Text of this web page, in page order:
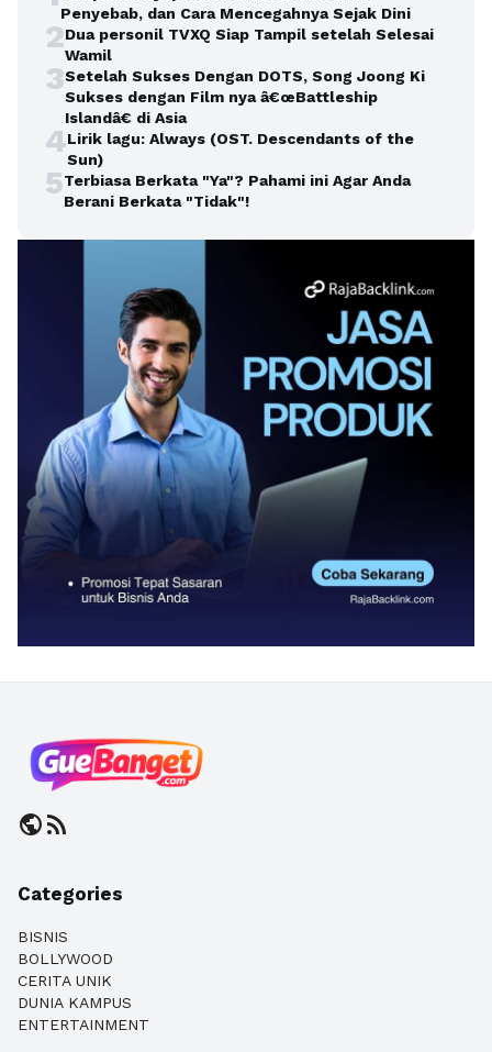
Penyebab, dan Cara Mencegahnya Sejak Dini
2Dua personil TVXQ Siap Tampil setelah Selesai
Wamil
3Setelah Sukses Dengan DOTS, Song Joong Ki
Sukses dengan Film nya â€œBattleship
Islandâ€ di Asia
4Lirik lagu: Always (OST. Descendants of the
Sun)
5Terbiasa Berkata "Ya"? Pahami ini Agar Anda
Berani Berkata "Tidak"!
publicrss_feed
Categories
BISNIS
BOLLYWOOD
CERITA UNIK
DUNIA KAMPUS
ENTERTAINMENT